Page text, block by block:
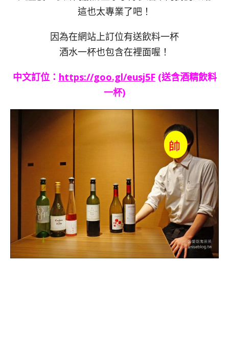
這也太專業了吧！
因為在網站上訂位有送飲料一杯
酒水一杯也包含在裡面喔！
中文訂位： https://goo.gl/eusj5F(送含酒精飲料
一杯)